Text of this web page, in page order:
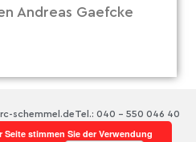
Andreas Gaefcke
Tel.: 040 – 550 046 40
schemmel.de
stimmen Sie der Verwendung